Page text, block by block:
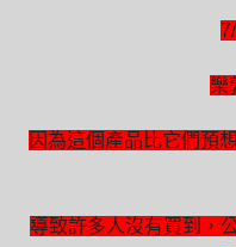
樂
因為這個產品比它們預
導致許多人沒有買到，